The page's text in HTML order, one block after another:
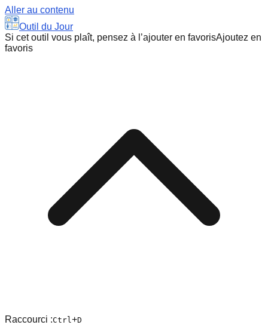
Aller au contenu
Outil du Jour
Si cet outil vous plaît, pensez à l’ajouter en favorisAjoutez en
favoris
Raccourci :Ctrl+D